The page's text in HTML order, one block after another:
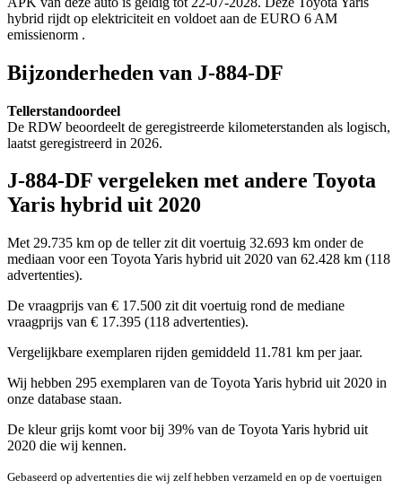
hybrid rijdt op elektriciteit en voldoet aan de EURO 6 AM
emissienorm .
Bijzonderheden van J-884-DF
Tellerstandoordeel
De RDW beoordeelt de geregistreerde kilometerstanden als logisch,
laatst geregistreerd in 2026.
J-884-DF vergeleken met andere Toyota
Yaris hybrid uit 2020
Met 29.735 km op de teller zit dit voertuig 32.693 km onder de
mediaan voor een Toyota Yaris hybrid uit 2020 van 62.428 km (118
advertenties).
De vraagprijs van € 17.500 zit dit voertuig rond de mediane
vraagprijs van € 17.395 (118 advertenties).
Vergelijkbare exemplaren rijden gemiddeld 11.781 km per jaar.
Wij hebben 295 exemplaren van de Toyota Yaris hybrid uit 2020 in
onze database staan.
De kleur grijs komt voor bij 39% van de Toyota Yaris hybrid uit
2020 die wij kennen.
Gebaseerd op advertenties die wij zelf hebben verzameld en op de voertuigen